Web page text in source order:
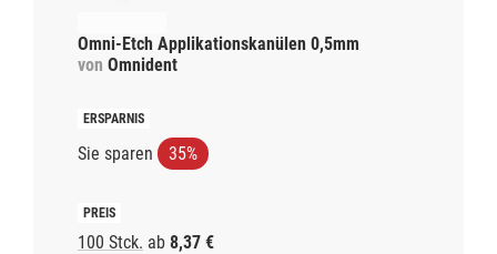
Omni-Etch Applikationskanülen 0,5mm
von Omnident
Sie sparen 35%
100 Stck. ab 8,37 €